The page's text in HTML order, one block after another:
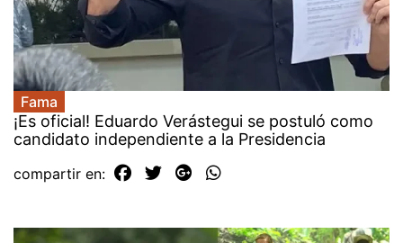
Fama
¡Es oficial! Eduardo Verástegui se postuló como
candidato independiente a la Presidencia
compartir en: